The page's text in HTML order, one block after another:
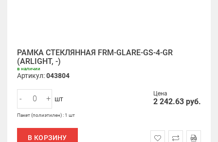
РАМКА СТЕКЛЯННАЯ FRM-GLARE-GS-4-GR
(ARLIGHT, -)
в наличии
Артикул:043804
Цена
2 242.63 руб.
- + шт
Пакет (полиэтилен) : 1 шт
В КОРЗИНУ